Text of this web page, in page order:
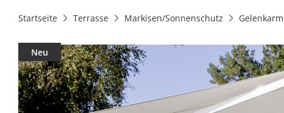
Startseite Terrasse Markisen/Sonnenschutz
Neu